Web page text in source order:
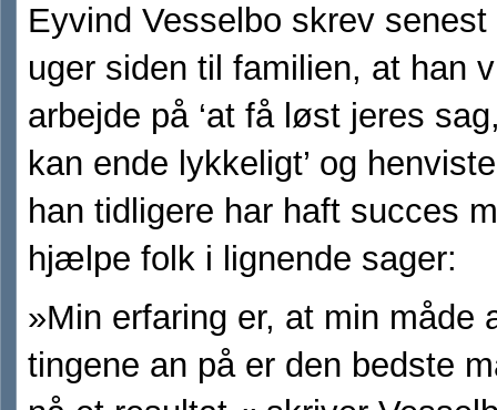
Eyvind Vesselbo skrev senest
uger siden til familien, at han
arbejde på ‘at få løst jeres
kan ende lykkeligt’ og
han tidligere har haft succes
hjælpe folk i lignende sager:
»Min erfaring er, at min måde
tingene an på er den bedste